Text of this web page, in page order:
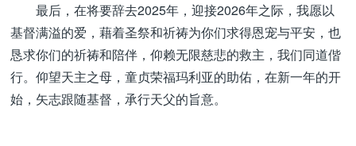
最后，在将要辞去2025年，迎接2026年之际，我愿以
基督满溢的爱，藉着圣祭和祈祷为你们求得恩宠与平安，也
恳求你们的祈祷和陪伴，仰赖无限慈悲的救主，我们同道偕
行。仰望天主之母，童贞荣福玛利亚的助佑，在新一年的开
始，矢志跟随基督，承行天父的旨意。